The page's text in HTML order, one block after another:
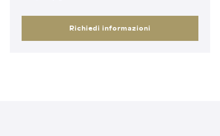
Richiedi informazioni